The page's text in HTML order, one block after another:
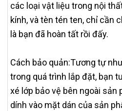
các loại vật liệu trong nội
kính, và tèn tén ten, chỉ cần
là bạn đã hoàn tất rồi đấy.
Cách bảo quản:Tương tự
trong quá trình lắp đặt, bạn
xé lớp bảo vệ bên ngoài sản
dính vào mặt dán của sản